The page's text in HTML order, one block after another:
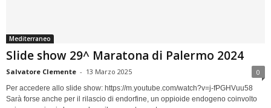
Mediterraneo
Slide show 29^ Maratona di Palermo 2024
Salvatore Clemente - 13 Marzo 2025 0
Per accedere allo slide show: https://m.youtube.com/watch?v=j-fPGHVuu58
Sarà forse anche per il rilascio di endorfine, un oppioide endogeno coinvolto